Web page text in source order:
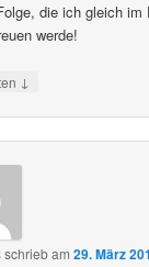
die ich gleich im
werde!
↓
schriebam29. März